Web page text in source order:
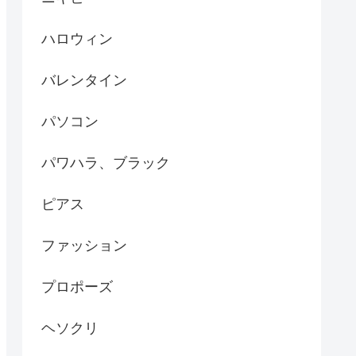
ハロウィン
バレンタイン
パソコン
パワハラ、ブラック
ピアス
ファッション
プロポーズ
ヘソクリ